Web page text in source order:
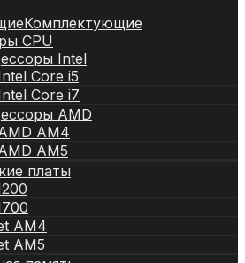
Комплектующие
CPU
Intel
Core i5
Core i7
AMD
AM4
AM5
платы
AM4
AM5